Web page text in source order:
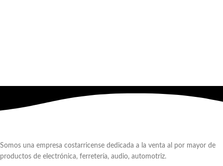
Somos una empresa costarricense dedicada a la venta al por mayor de
productos de electrónica, ferretería, audio, automotriz.